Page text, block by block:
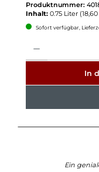
Produktnummer:
Inhalt: 0.75 Liter
Sofort verfügbar,
In
Ein